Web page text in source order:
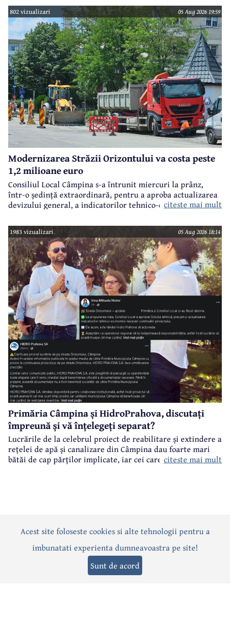
802 vizualizari 05 Aug 2026 19:59
Modernizarea Străzii Orizontului va costa peste
1,2 milioane euro
Consiliul Local Câmpina s-a întrunit miercuri la prânz,
într-o ședință extraordinară, pentru a aproba actualizarea
devizului general, a indicatorilor tehnico-economici și a
realizarea modernizării Străzii Orizontului, obiectiv
finanțat prin Programul Național de Investiții ”Anghel
Saligny”.
citeste mai mult
1983 vizualizari 05 Aug 2026 18:14
Primăria Câmpina și HidroPrahova, discutați
împreună și vă înțelegeți separat?
Lucrările de la celebrul proiect de reabilitare și extindere a
rețelei de apă și canalizare din Câmpina dau foarte mari
bătăi de cap părților implicate, iar cei care suferă sunt
citeste mai mult
ActualitatePoliticăSocialEvenimentInterviuri
Editorial Sport Anunțuri
Acest site foloseste cookies si alte tehnologii pentru a
imbunatati experienta dumneavoastra pe site!
Sunt de acord